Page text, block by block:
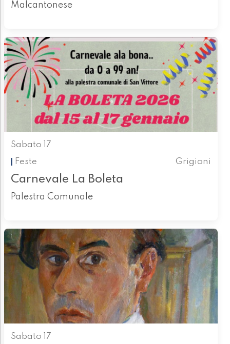
Malcantonese
Sabato 17
Feste
Grigioni
Carnevale La Boleta
Palestra Comunale
Sabato 17